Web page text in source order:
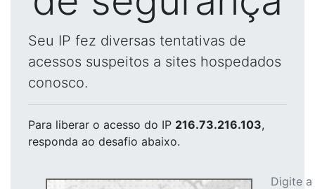
Seu IP fez diversas tentativas de
acessos suspeitos a sites hospedados
conosco.
Para liberar o acesso do IP 216.73.216.103,
responda ao desafio abaixo.
Digite